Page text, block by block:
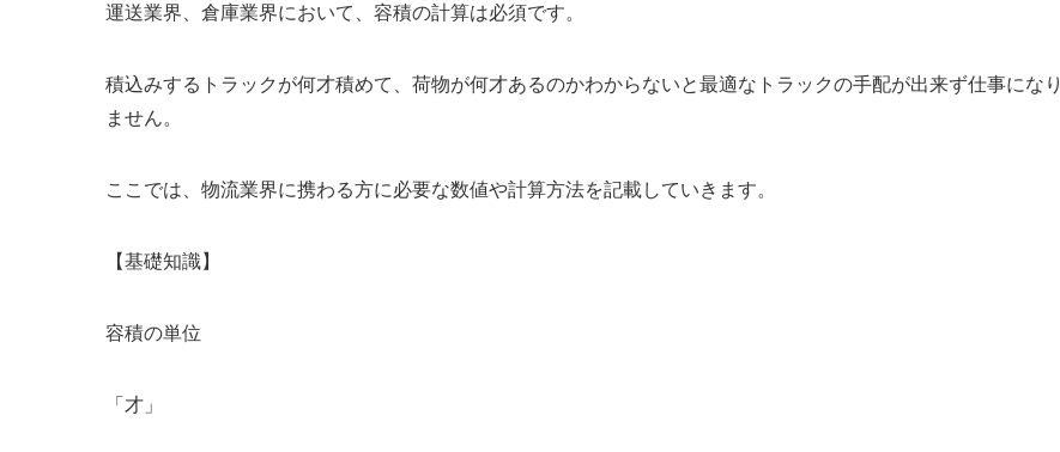
運送業界、倉庫業界において、容積の計算は必須です。
積込みするトラックが何才積めて、荷物が何才あるのかわからないと最適なトラックの手配が出来ず仕事になり
ません。
ここでは、物流業界に携わる方に必要な数値や計算方法を記載していきます。
【基礎知識】
容積の単位
「才」